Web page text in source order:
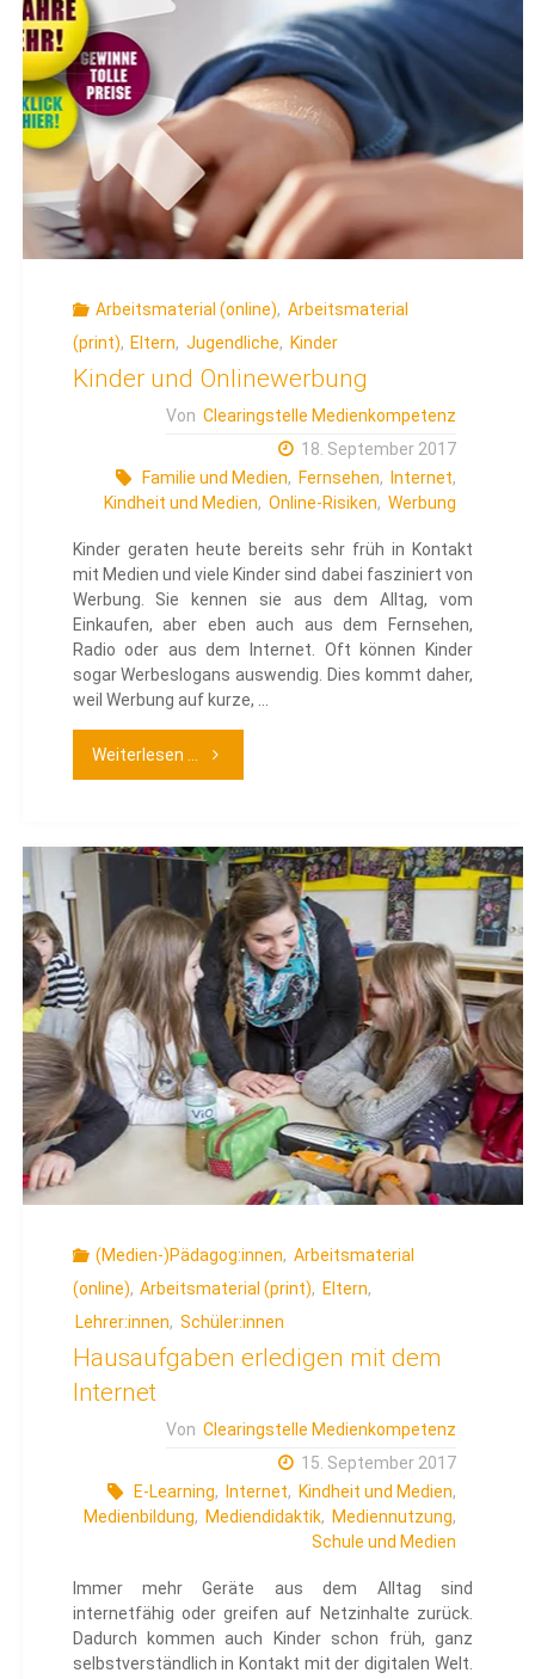
Jugendkonferenzen"
Arbeitsmaterial (online), Arbeitsmaterial
(print), Eltern, Jugendliche, Kinder
Kinder und Onlinewerbung
Von Clearingstelle Medienkompetenz
18. September 2017
Familie und Medien, Fernsehen, Internet,
Kindheit und Medien, Online-Risiken, Werbung
Kinder geraten heute bereits sehr früh in Kontakt
mit Medien und viele Kinder sind dabei fasziniert von
Werbung. Sie kennen sie aus dem Alltag, vom
Einkaufen, aber eben auch aus dem Fernsehen,
Radio oder aus dem Internet. Oft können Kinder
sogar Werbeslogans auswendig. Dies kommt daher,
weil Werbung auf kurze, …
Weiterlesen ... "Kinder
Onlinewerbung"
(Medien-)Pädagog:innen, Arbeitsmaterial
(online), Arbeitsmaterial (print), Eltern,
Lehrer:innen, Schüler:innen
Hausaufgaben erledigen mit dem
Internet
Von Clearingstelle Medienkompetenz
15. September 2017
E-Learning, Internet, Kindheit und Medien,
Medienbildung, Mediendidaktik, Mediennutzung,
Schule und Medien
Immer mehr Geräte aus dem Alltag sind
internetfähig oder greifen auf Netzinhalte zurück.
Dadurch kommen auch Kinder schon früh, ganz
selbstverständlich in Kontakt mit der digitalen Welt.